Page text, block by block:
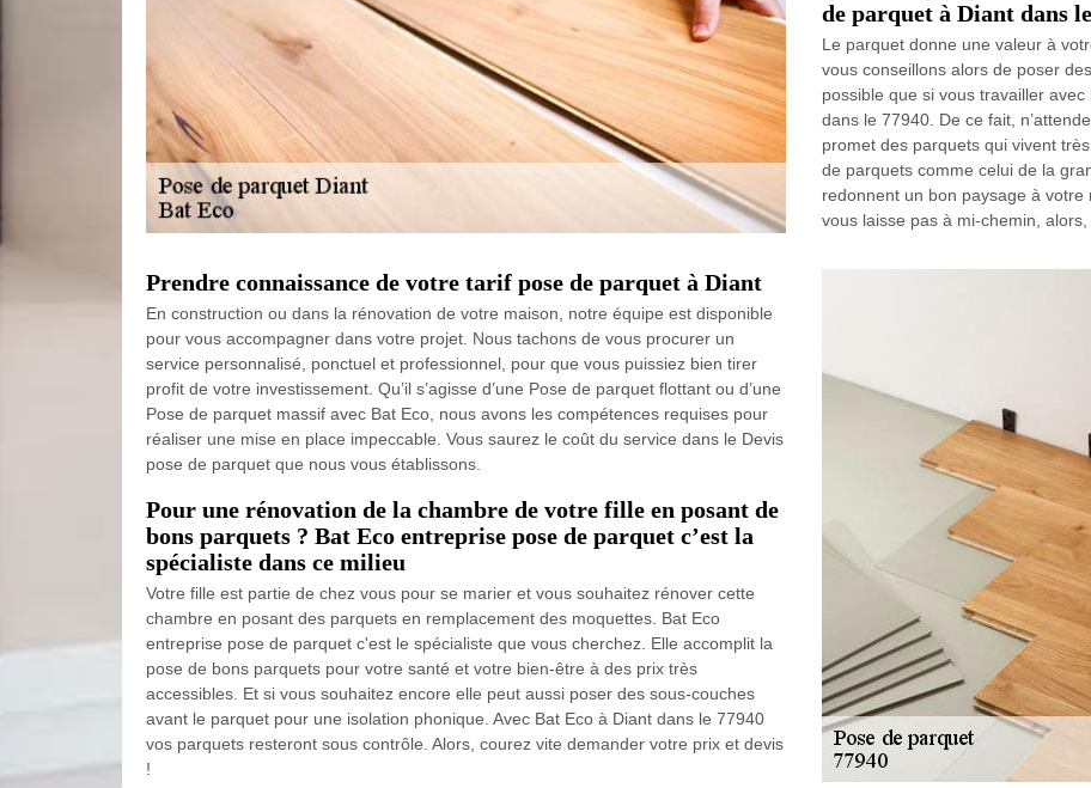
de parquet à Diant dans
Le parquet donne une valeur à
vous conseillons alors de poser
possible que si vous travailler
dans le 77940. De ce fait,
promet des parquets qui vivent
de parquets comme celui de la
redonnent un bon paysage à
vous laisse pas à mi-chemin,
Prendre connaissance de votre tarif pose de parquet à Diant
En construction ou dans la rénovation de votre maison, notre équipe est disponible
pour vous accompagner dans votre projet. Nous tachons de vous procurer un
service personnalisé, ponctuel et professionnel, pour que vous puissiez bien tirer
profit de votre investissement. Qu’il s’agisse d’une Pose de parquet flottant ou d’une
Pose de parquet massif avec Bat Eco, nous avons les compétences requises pour
réaliser une mise en place impeccable. Vous saurez le coût du service dans le Devis
pose de parquet que nous vous établissons.
Pour une rénovation de la chambre de votre fille en posant de
bons parquets ? Bat Eco entreprise pose de parquet c’est la
spécialiste dans ce milieu
Votre fille est partie de chez vous pour se marier et vous souhaitez rénover cette
chambre en posant des parquets en remplacement des moquettes. Bat Eco
entreprise pose de parquet c'est le spécialiste que vous cherchez. Elle accomplit la
pose de bons parquets pour votre santé et votre bien-être à des prix très
accessibles. Et si vous souhaitez encore elle peut aussi poser des sous-couches
avant le parquet pour une isolation phonique. Avec Bat Eco à Diant dans le 77940
vos parquets resteront sous contrôle. Alors, courez vite demander votre prix et devis
!